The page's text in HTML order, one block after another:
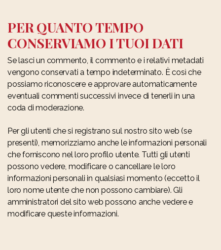
PER QUANTO TEMPO
CONSERVIAMO I TUOI DATI
Se lasci un commento, il commento e i relativi metadati
vengono conservati a tempo indeterminato. È così che
possiamo riconoscere e approvare automaticamente
eventuali commenti successivi invece di tenerli in una
coda di moderazione.
Per gli utenti che si registrano sul nostro sito web (se
presenti), memorizziamo anche le informazioni personali
che forniscono nel loro profilo utente. Tutti gli utenti
possono vedere, modificare o cancellare le loro
informazioni personali in qualsiasi momento (eccetto il
loro nome utente che non possono cambiare). Gli
amministratori del sito web possono anche vedere e
modificare queste informazioni.